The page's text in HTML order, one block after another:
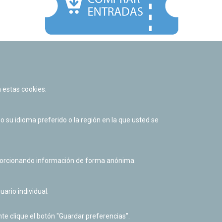
Política de cookies
Derecho de acceso a información pública
cookies.
su idioma preferido o la región en la que usted se
información de forma anónima.
individual.
clique el botón "Guardar preferencias".